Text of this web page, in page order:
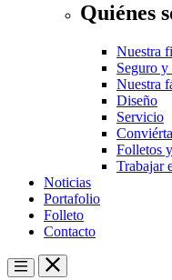
Quiénes
Nuestra
Seguro y
Nuestra
Diseño
Servicio
Folletos
Trabajar
Noticias
Portafolio
Folleto
Contacto